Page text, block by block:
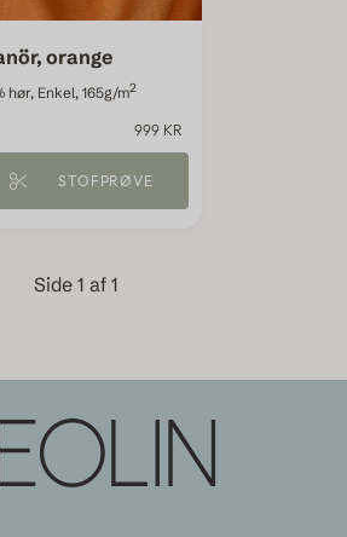
orange
hør, Enkel, 165g/m2
999 KR
STOFPRØVE
Side 1 af 1